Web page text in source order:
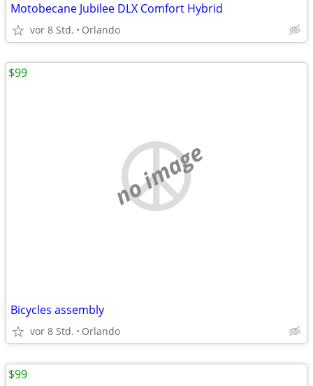
Motobecane Jubilee DLX Comfort Hybrid
vor 8 Std. Orlando
no image
Bicycles assembly
vor 8 Std. Orlando
$99
$99